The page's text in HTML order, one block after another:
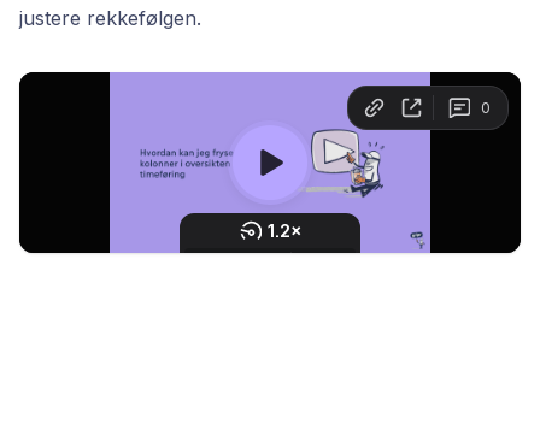
justere rekkefølgen.